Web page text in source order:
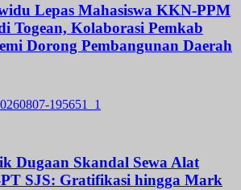
Lepas Mahasiswa KKN-PPM
Togean, Kolaborasi Pemkab
Dorong Pembangunan Daerah
Dugaan Skandal Sewa Alat
SJS: Gratifikasi hingga Mark